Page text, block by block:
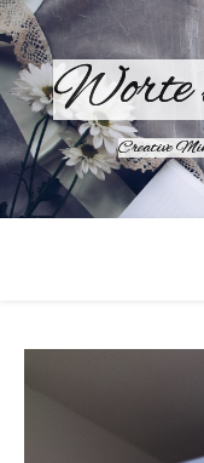
Worte
Creative